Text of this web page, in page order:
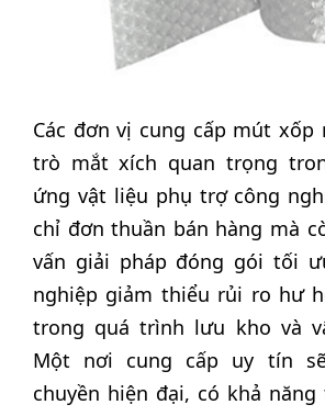
Các đơn vị cung cấp mút xốp
trò mắt xích quan trọng
ứng vật liệu phụ trợ công
chỉ đơn thuần bán hàng mà
vấn giải pháp đóng gói tối
nghiệp giảm thiểu rủi ro hư
trong quá trình lưu kho và
Một nơi cung cấp uy tín
chuyền hiện đại, có khả